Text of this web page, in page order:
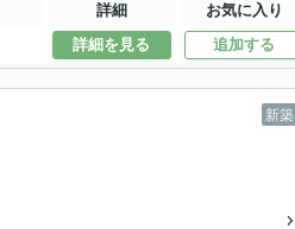
詳細 お気に入り
詳細を見る 追加する
新築